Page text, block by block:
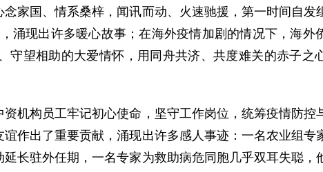
家国、情系桑梓，闻讯而动、火速驰援，第一时间自发
涌现出许多暖心故事；在海外疫情加剧的情况下，海外
望相助的大爱情怀，用同舟共济、共度难关的赤子之
机构员工牢记初心使命，坚守工作岗位，统筹疫情防控
作出了重要贡献，涌现出许多感人事迹：一名农业组专
长驻外任期，一名专家为救助病危同胞几乎双耳失聪，